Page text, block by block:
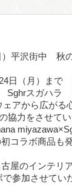
）平沢街中 秋
日（月）まで
Sghrスガハラ
ェアから広が
協力をさせてい
コラボ商品も
屋のインテリ
で参加させてい